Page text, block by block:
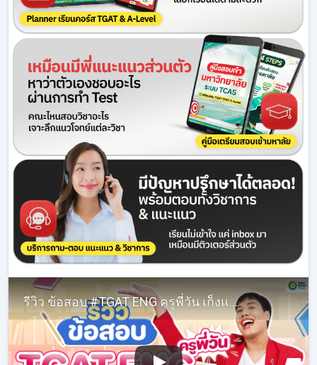
รีวิว ข้อสอบ #TGAT ENG ครูพี่วัน เก็งแม่น ออกตรง เว่อร์!! | #ครูพี่วัน #alevel #opendurian_tcas